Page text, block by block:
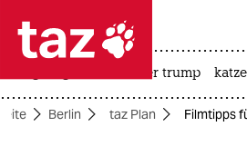
 taz zahl ich
taz zahl ich
usa unter trump
Berlin taz Plan Filmtipps